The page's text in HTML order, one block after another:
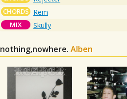
CHORDS Rem
MIX Skully
nothing,nowhere. Alben